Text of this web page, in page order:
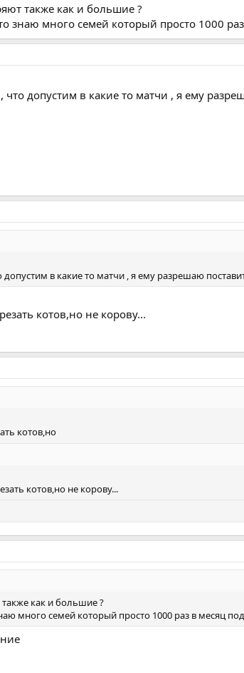
также как и большие ?
знаю много семей который просто 1000
допустим в какие то матчи , я ему
в какие то матчи , я ему разрешаю
котов,но не корову...
котов,но
котов,но не корову...
как и большие ?
много семей который просто 1000 раз в месяц